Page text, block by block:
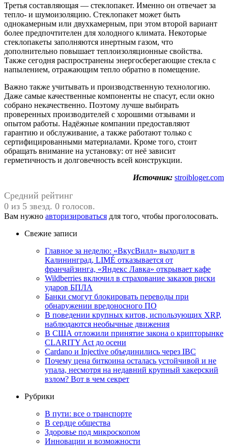
Третья составляющая — стеклопакет. Именно он отвечает за
тепло- и шумоизоляцию. Стеклопакет может быть
однокамерным или двухкамерным, при этом второй вариант
более предпочтителен для холодного климата. Некоторые
стеклопакеты заполняются инертным газом, что
дополнительно повышает теплоизоляционные свойства.
Также сегодня распространены энергосберегающие стекла с
напылением, отражающим тепло обратно в помещение.
Важно также учитывать и производственную технологию.
Даже самые качественные компоненты не спасут, если окно
собрано некачественно. Поэтому лучше выбирать
проверенных производителей с хорошими отзывами и
опытом работы. Надёжные компании предоставляют
гарантию и обслуживание, а также работают только с
сертифицированными материалами. Кроме того, стоит
обращать внимание на установку: от неё зависит
герметичность и долговечность всей конструкции.
Источник: stroibloger.com
Средний рейтинг
0 из 5 звезд. 0 голосов.
Вам нужно авторизироваться для того, чтобы проголосовать.
Свежие записи
Главное за неделю: «ВкусВилл» выходит в
Калининград, LIMÉ отказывается от
франчайзинга, «Яндекс Лавка» открывает кафе
Wildberries включил в страхование заказов риски
ударов БПЛА
Банки смогут блокировать переводы при
обнаружении вредоносного ПО
В поведении крупных китов, использующих XRP,
наблюдаются необычные движения
В США отложили принятие закона о крипторынке
CLARITY Act до осени
Cardano и Injective объединились через IBC
Почему цена биткоина осталась устойчивой и не
упала, несмотря на недавний крупный хакерский
взлом? Вот в чем секрет
Рубрики
В пути: все о транспорте
В сердце общества
Здоровье под микроскопом
Инновации и возможности